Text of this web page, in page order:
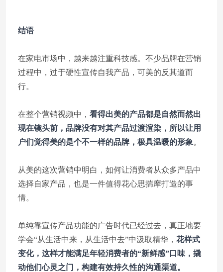
结语
在家电市场中，越来越注重科技感。不少品牌在营销
过程中，过于硬性宣传自我产品，可美的反其道而
行。
在整个营销视频中， 看得出美的产品都是自然而然出
现在镜头前，品牌没有对其产品过渡渲染，所以让用
户们觉得美的是个不一样的品牌，极具温暖的形象。
从美的这次营销中明白，如何让消费者从众多产品中
选择自家产品，也是一件值得花心思揣摩打造的事
情。
单纯靠宣传产品功能的广告时代已经过去，真正地要
学会“从生活中来，从生活中去”中汲取精华， 花样式
变化，这样才能满足年轻消费者的“新鲜感”口味，撬
动他们心灵之门，构建有效持久性的沟通渠道。